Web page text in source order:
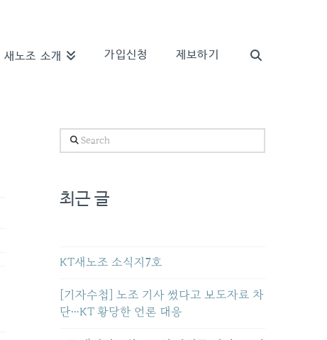
새노조 소개 가입신청 제보하기
Search
최근 글
KT새노조 소식지7호
[기자수첩] 노조 기사 썼다고 보도자료 차
단…KT 황당한 언론 대응